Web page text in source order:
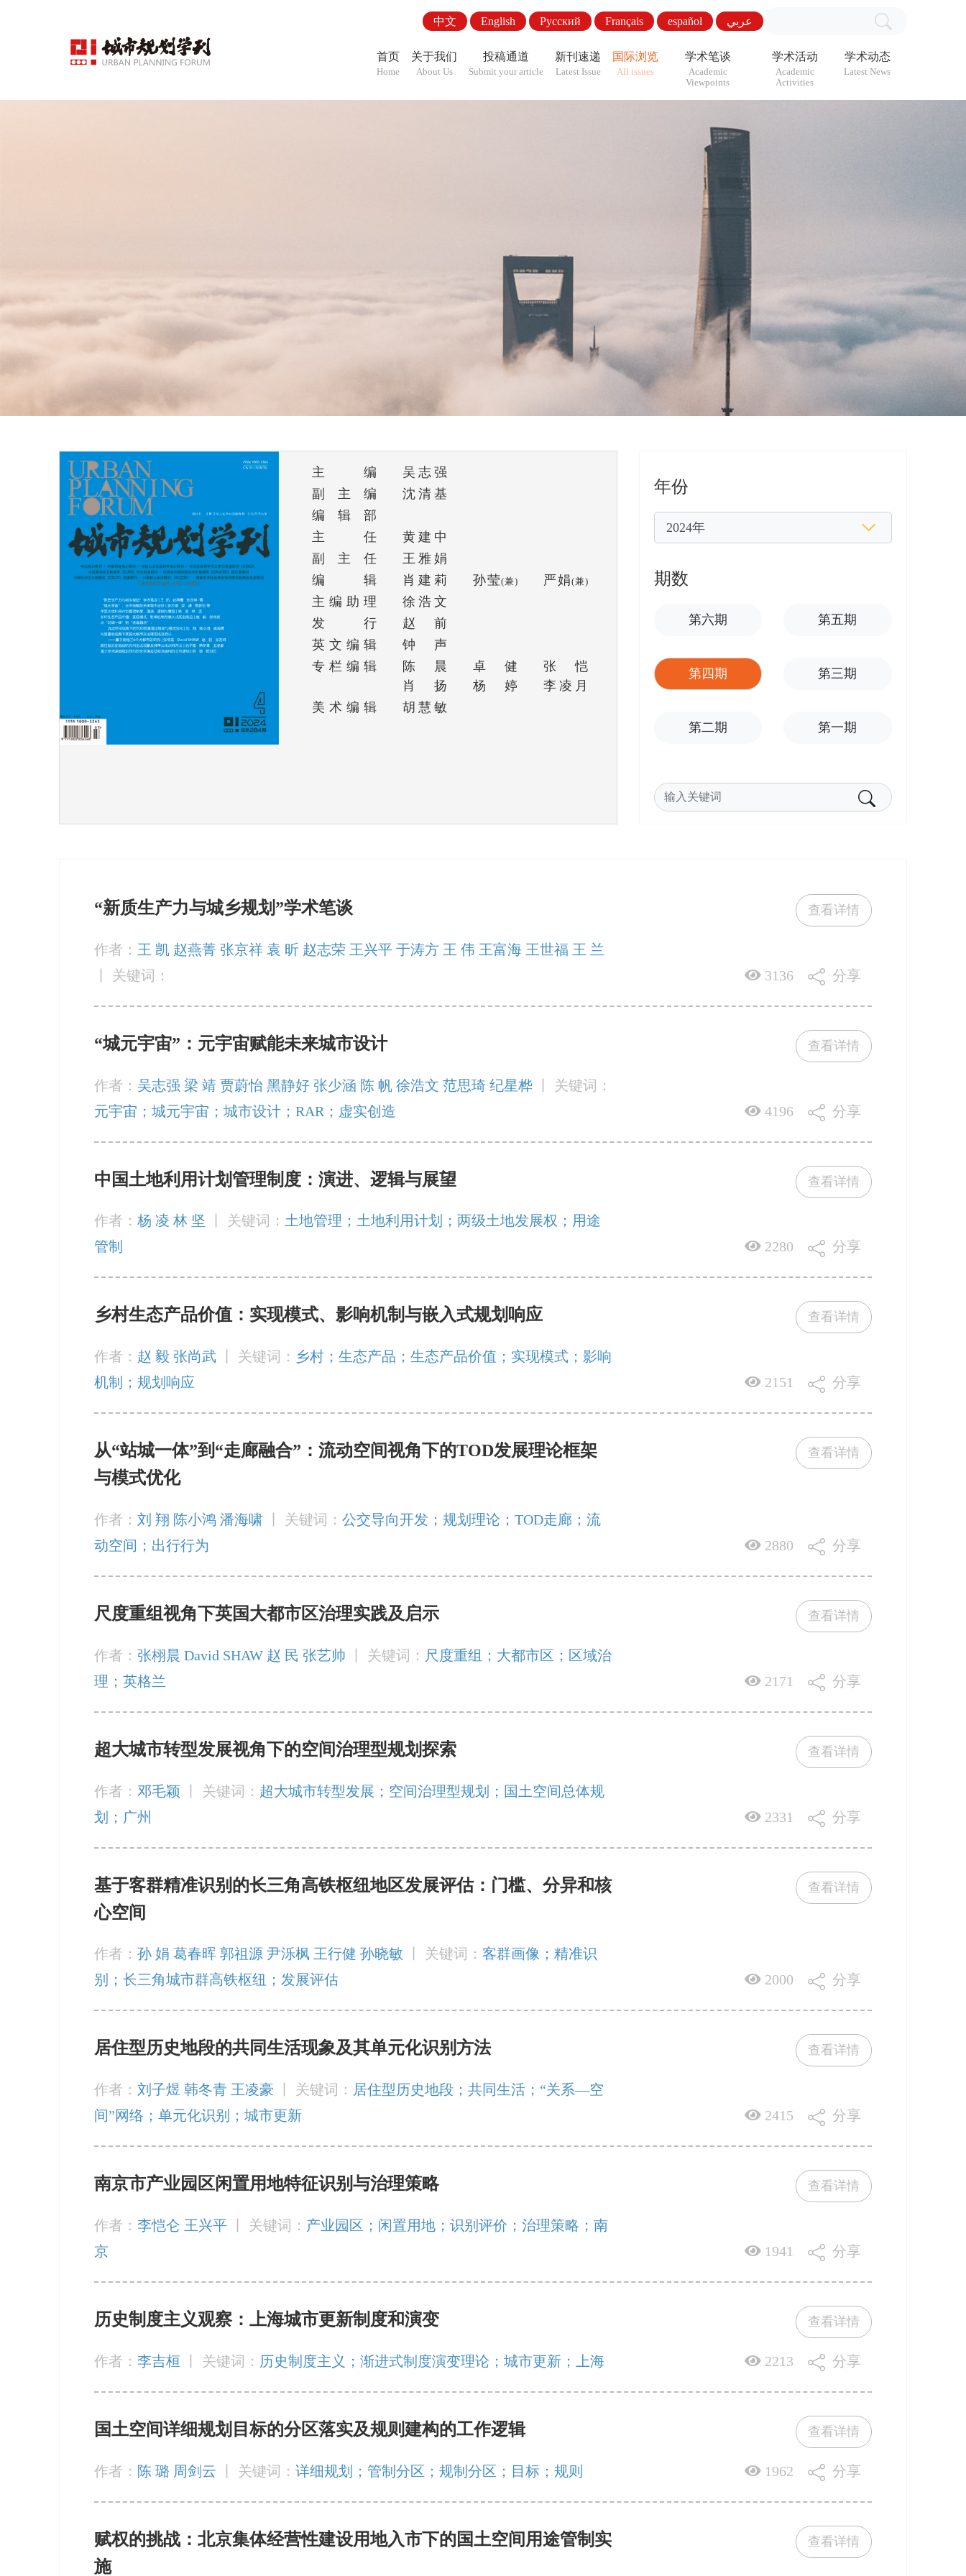
中文 English Pусский Français español عربي
首页
Home
关于我们
About Us
投稿通道
Submit your article
新刊速递
Latest Issue
国际浏览
All issues
学术笔谈
Academic
Viewpoints
学术活动
Academic
Activities
学术动态
Latest News
主编
吴志强
副主编
沈清基
编辑部
主任
黄建中
副主任
王雅娟
编辑
肖建莉 孙莹(兼) 严娟(兼)
主编助理
徐浩文
发行
赵前
英文编辑
钟声
专栏编辑
陈晨 卓健
张恺
肖扬
杨婷
李凌月
美术编辑
胡慧敏
年份
期数
第六期 第五期
第四期 第三期
第二期 第一期
“新质生产力与城乡规划”学术笔谈
作者： 王 凯 赵燕菁 张京祥 袁 昕 赵志荣 王兴平 于涛方 王 伟 王富海 王世福 王 兰
关键词：
查看详情
3136 分享
“城元宇宙”：元宇宙赋能未来城市设计
作者： 吴志强 梁 靖 贾蔚怡 黑静好 张少涵 陈 帆 徐浩文 范思琦 纪星桦
关键词：
元宇宙；城元宇宙；城市设计；RAR；虚实创造
查看详情
4196 分享
中国土地利用计划管理制度：演进、逻辑与展望
作者：杨 凌 林 坚 关键词： 土地管理；土地利用计划；两级土地发展权；用途
管制
查看详情
2280 分享
乡村生态产品价值：实现模式、影响机制与嵌入式规划响应
作者： 赵 毅 张尚武 关键词： 乡村；生态产品；生态产品价值；实现模式；影响
机制；规划响应
查看详情
2151 分享
从“站城一体”到“走廊融合”：流动空间视角下的TOD发展理论框架
与模式优化
作者：刘 翔 陈小鸿 潘海啸 关键词：公交导向开发；规划理论；TOD走廊；流
动空间；出行行为
查看详情
2880 分享
尺度重组视角下英国大都市区治理实践及启示
作者：张栩晨 David SHAW 赵 民 张艺帅 关键词： 尺度重组；大都市区；区域治
理；英格兰
查看详情
2171 分享
超大城市转型发展视角下的空间治理型规划探索
作者：邓毛颖 关键词： 超大城市转型发展；空间治理型规划；国土空间总体规
划；广州
查看详情
2331 分享
基于客群精准识别的长三角高铁枢纽地区发展评估：门槛、分异和核
心空间
作者：孙 娟 葛春晖 郭祖源 尹泺枫 王行健 孙晓敏 关键词： 客群画像；精准识
别；长三角城市群高铁枢纽；发展评估
查看详情
2000 分享
居住型历史地段的共同生活现象及其单元化识别方法
作者：刘子煜 韩冬青 王凌豪 关键词： 居住型历史地段；共同生活；“关系—空
间”网络；单元化识别；城市更新
查看详情
2415 分享
南京市产业园区闲置用地特征识别与治理策略
作者：李恺仑 王兴平 关键词： 产业园区；闲置用地；识别评价；治理策略；南
京
查看详情
1941 分享
历史制度主义观察：上海城市更新制度和演变
作者：李吉桓 关键词： 历史制度主义；渐进式制度演变理论；城市更新；上海
查看详情
2213 分享
国土空间详细规划目标的分区落实及规则建构的工作逻辑
作者： 陈 璐 周剑云 关键词：详细规划；管制分区；规制分区；目标；规则
查看详情
1962 分享
赋权的挑战：北京集体经营性建设用地入市下的国土空间用途管制实
施
查看详情